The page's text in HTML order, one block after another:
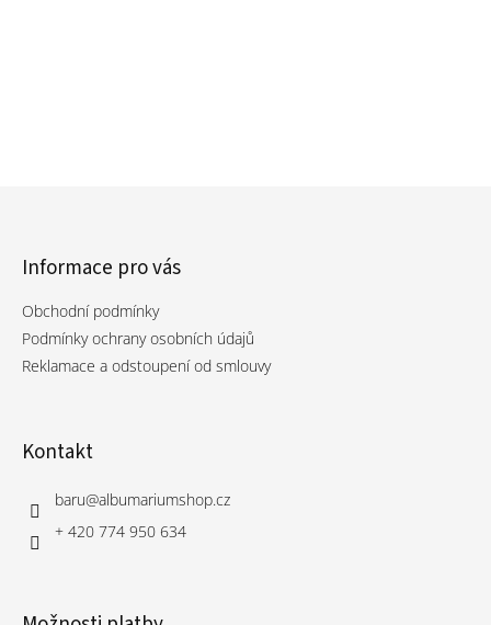
Informace pro vás
Obchodní podmínky
Podmínky ochrany osobních údajů
Reklamace a odstoupení od smlouvy
Kontakt
baru@albumariumshop.cz
+ 420 774 950 634